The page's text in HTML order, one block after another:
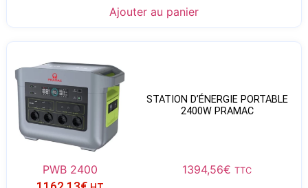
Ajouter au panier
STATION D’ÉNERGIE PORTABLE
2400W PRAMAC
PWB 2400 1394,56€ TTC